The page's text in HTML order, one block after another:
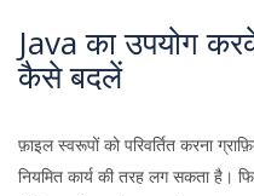
Java का उपयोग
कैसे बदलें
फ़ाइल स्वरूपों को परिवर्तित करना
नियमित कार्य की तरह लग सकता है।